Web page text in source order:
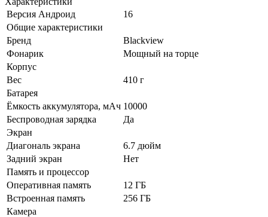
Версия Андроид
16
Общие характеристики
Бренд
Blackview
Фонарик
Мощный на торце
Корпус
Вес
410 г
Батарея
Ёмкость аккумулятора, мАч 10000
Беспроводная зарядка
Да
Экран
Диагональ экрана
6.7 дюйм
Задний экран
Нет
Память и процессор
Оперативная память
12 ГБ
Встроенная память
256 ГБ
Камера